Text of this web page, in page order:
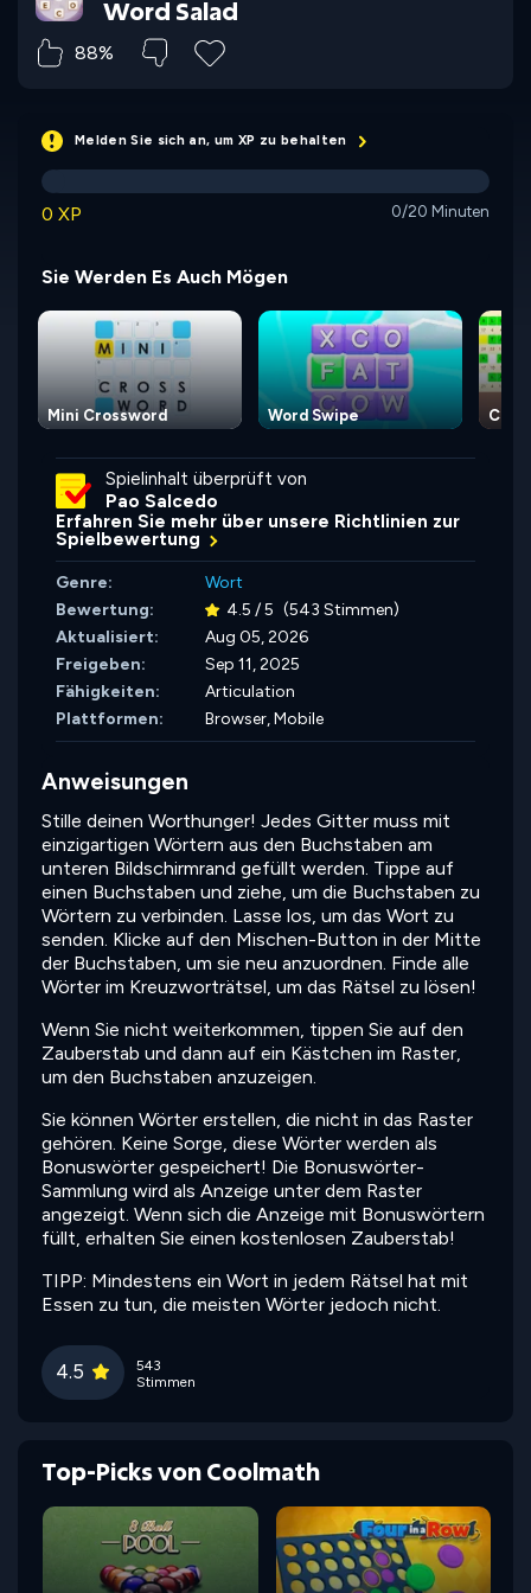
Word Salad
88%
Melden Sie sich an, um XP zu behalten
0 XP 0/20 Minuten
Sie Werden Es Auch Mögen
Mini Crossword Word Swipe
Spielinhalt überprüft von
Pao Salcedo
Erfahren Sie mehr über unsere Richtlinien zur
Spielbewertung
Genre:
Wort
Bewertung:
4.5 / 5 (543 Stimmen)
Aktualisiert:
Aug 05, 2026
Freigeben:
Sep 11, 2025
Fähigkeiten:
Articulation
Plattformen:
Browser, Mobile
Anweisungen
Stille deinen Worthunger! Jedes Gitter muss mit
einzigartigen Wörtern aus den Buchstaben am
unteren Bildschirmrand gefüllt werden. Tippe auf
einen Buchstaben und ziehe, um die Buchstaben zu
Wörtern zu verbinden. Lasse los, um das Wort zu
senden. Klicke auf den Mischen-Button in der Mitte
der Buchstaben, um sie neu anzuordnen. Finde alle
Wörter im Kreuzworträtsel, um das Rätsel zu lösen!
Wenn Sie nicht weiterkommen, tippen Sie auf den
Zauberstab und dann auf ein Kästchen im Raster,
um den Buchstaben anzuzeigen.
Sie können Wörter erstellen, die nicht in das Raster
gehören. Keine Sorge, diese Wörter werden als
Bonuswörter gespeichert! Die Bonuswörter-
Sammlung wird als Anzeige unter dem Raster
angezeigt. Wenn sich die Anzeige mit Bonuswörtern
füllt, erhalten Sie einen kostenlosen Zauberstab!
TIPP: Mindestens ein Wort in jedem Rätsel hat mit
Essen zu tun, die meisten Wörter jedoch nicht.
4.5
543
Stimmen
Top-Picks von Coolmath